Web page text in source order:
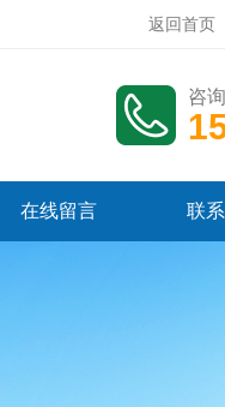
返回首页
咨
在线留言 联